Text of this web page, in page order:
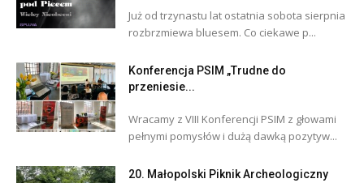
Już od trzynastu lat ostatnia sobota sierpnia
rozbrzmiewa bluesem. Co ciekawe p...
Konferencja PSIM „Trudne do
przeniesie...
Wracamy z VIII Konferencji PSIM z głowami
pełnymi pomysłów i dużą dawką pozytyw...
20. Małopolski Piknik Archeologiczny